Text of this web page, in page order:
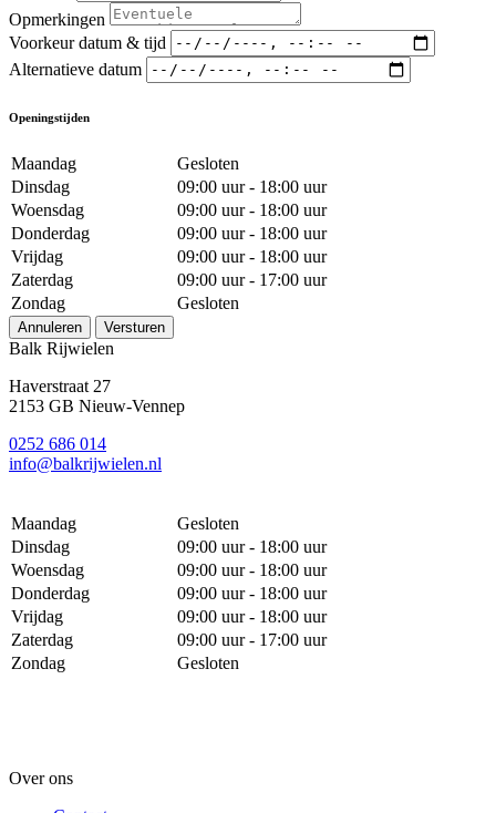
Opmerkingen
Voorkeur datum & tijd
Alternatieve datum
Openingstijden
Maandag
Gesloten
Dinsdag
09:00 uur - 18:00 uur
Woensdag
09:00 uur - 18:00 uur
Donderdag
09:00 uur - 18:00 uur
Vrijdag
09:00 uur - 18:00 uur
Zaterdag
09:00 uur - 17:00 uur
Zondag
Gesloten
Annuleren Versturen
Balk Rijwielen
Haverstraat 27
2153 GB Nieuw-Vennep
0252 686 014
info@balkrijwielen.nl
Maandag
Gesloten
Dinsdag
09:00 uur - 18:00 uur
Woensdag
09:00 uur - 18:00 uur
Donderdag
09:00 uur - 18:00 uur
Vrijdag
09:00 uur - 18:00 uur
Zaterdag
09:00 uur - 17:00 uur
Zondag
Gesloten
Over ons